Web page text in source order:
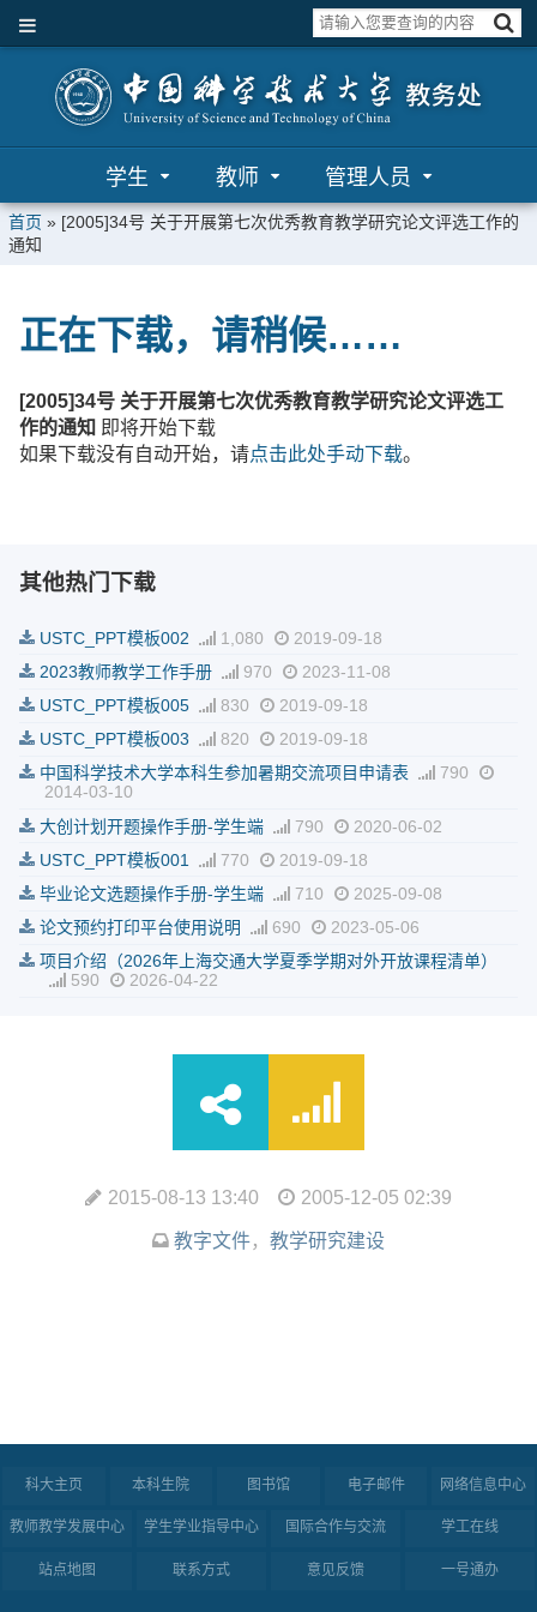
学生 教师 管理人员
首页 » [2005]34号 关于开展第七次优秀教育教学研究论文评选工作的
通知
正在下载，请稍候……
[2005]34号 关于开展第七次优秀教育教学研究论文评选工
作的通知 即将开始下载
如果下载没有自动开始，请点击此处手动下载。
其他热门下载
USTC_PPT模板002 1,080
2019-09-18
2023教师教学工作手册
970
2023-11-08
USTC_PPT模板005
830
2019-09-18
USTC_PPT模板003
820
2019-09-18
中国科学技术大学本科生参加暑期交流项目申请表
790
2014-03-10
大创计划开题操作手册-学生端
790
2020-06-02
USTC_PPT模板001
770
2019-09-18
毕业论文选题操作手册-学生端
710
2025-09-08
论文预约打印平台使用说明
690
2023-05-06
项目介绍（2026年上海交通大学夏季学期对外开放课程清单）
590
2026-04-22
2015-08-13 13:40 2005-12-05 02:39
教字文件，教学研究建设
科大主页 本科生院 图书馆 电子邮件 网络信息中心
教师教学发展中心 学生学业指导中心 国际合作与交流 学工在线
站点地图 联系方式 意见反馈 一号通办